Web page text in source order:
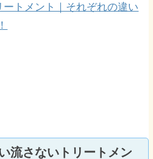
トメント｜それぞれの違い
流さないトリートメン